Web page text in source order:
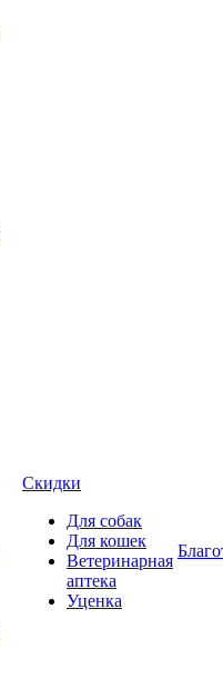
Скидки
Для собак
Для кошек
Ветеринарная
аптека
Уценка